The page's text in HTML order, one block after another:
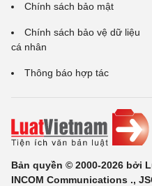
Chính sách bảo mật
Chính sách bảo vệ dữ liệu
cá nhân
Thông báo hợp tác
Bản quyền © 2000-2026 bởi
INCOM Communications .,